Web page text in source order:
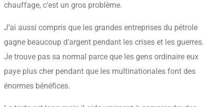
chauffage, c’est un gros problème.
J’ai aussi compris que les grandes entreprises du pétrole
gagne beaucoup d’argent pendant les crises et les guerres.
Je trouve pas sa normal parce que les gens ordinaire eux
paye plus cher pendant que les multinationales font des
énormes bénéfices.